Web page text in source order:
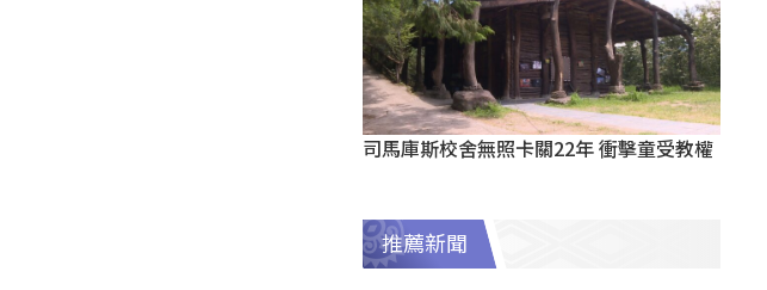
司馬庫斯校舍無照卡關22年 衝擊童受教權
推薦新聞